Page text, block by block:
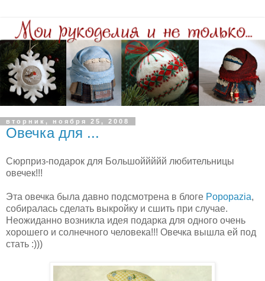
вторник, ноября 25, 2008
Овечка для ...
Сюрприз-подарок для Большоййййй любительницы
овечек!!!
Эта овечка была давно подсмотрена в блоге Popopazia,
собиралась сделать выкройку и сшить при случае.
Неожиданно возникла идея подарка для одного очень
хорошего и солнечного человека!!! Овечка вышла ей под
стать :)))